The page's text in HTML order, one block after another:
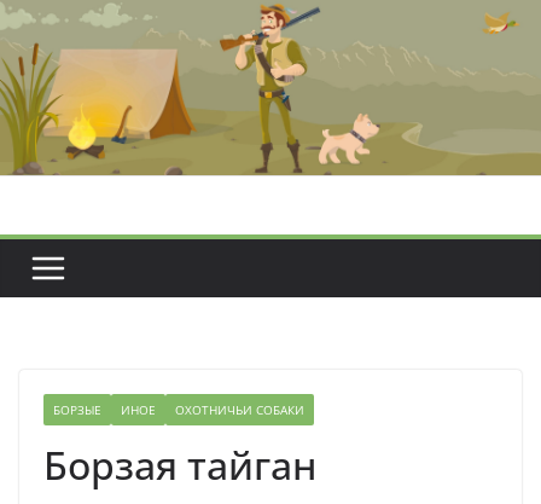
Перейти
содержимому
БОРЗЫЕ ИНОЕ ОХОТНИЧЬИ СОБАКИ
Борзая тайган